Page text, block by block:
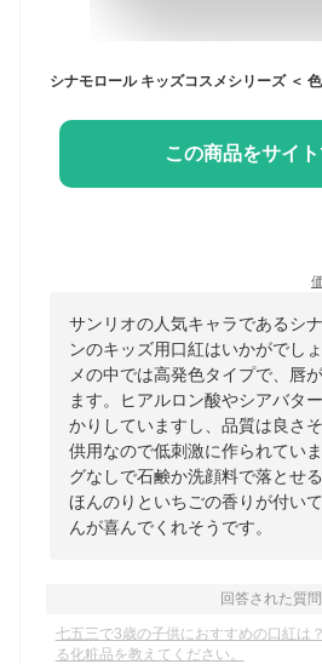
この商品をサイ
サンリオの人気キャラであるシ
ンのキッズ用口紅はいかがでし
メの中では高発色タイプで、唇
ます。ヒアルロン酸やシアバタ
かりしていますし、品質は良さ
供用なので低刺激に作られてい
グなしで石鹸か洗顔料で落とせ
ほんのりといちごの香りが付い
んが喜んでくれそうです。
回答された質問
七五三で3歳の子供におすすめの口紅は
る化粧品を教えてください。